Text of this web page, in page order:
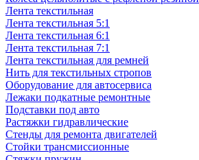
Лента текстильная
Лента текстильная 5:1
Лента текстильная 6:1
Лента текстильная 7:1
Лента текстильная для ремней
Нить для текстильных стропов
Оборудование для автосервиса
Лежаки подкатные ремонтные
Подставки под авто
Растяжки гидравлические
Стенды для ремонта двигателей
Стойки трансмиссионные